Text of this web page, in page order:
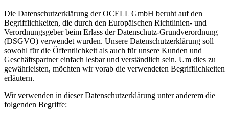
Die Datenschutzerklärung der OCELL GmbH beruht auf den
Begrifflichkeiten, die durch den Europäischen Richtlinien- und
Verordnungsgeber beim Erlass der Datenschutz-Grundverordnung
(DSGVO) verwendet wurden. Unsere Datenschutzerklärung soll
sowohl für die Öffentlichkeit als auch für unsere Kunden und
Geschäftspartner einfach lesbar und verständlich sein. Um dies zu
gewährleisten, möchten wir vorab die verwendeten Begrifflichkeiten
erläutern.
Wir verwenden in dieser Datenschutzerklärung unter anderem die
folgenden Begriffe: